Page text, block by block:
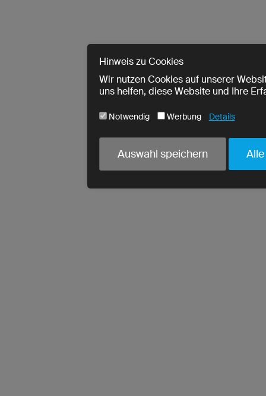
Hinweis zu Cookies
Wir nutzen Cookies auf unserer
uns helfen, diese Website und Ihre
Notwendig Werbung Details
utmParams
urlWhenEnteringPage ja
Auswahl speichern